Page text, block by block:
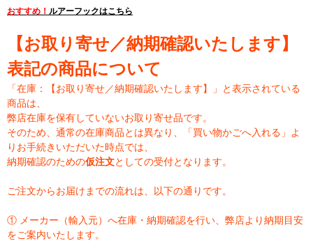
おすすめ！ ルアーフックはこちら
【お取り寄せ／納期確認いたします】
表記の商品について
「在庫：【お取り寄せ／納期確認いたします】」と表示されている
商品は、
弊店在庫を保有していないお取り寄せ品です。
そのため、通常の在庫商品とは異なり、「買い物かごへ入れる」よ
りお手続きいただいた時点では、
納期確認のための仮注文としての受付となります。
ご注文からお届けまでの流れは、以下の通りです。
① メーカー（輸入元）へ在庫・納期確認を行い、弊店より納期目安
をご案内いたします。